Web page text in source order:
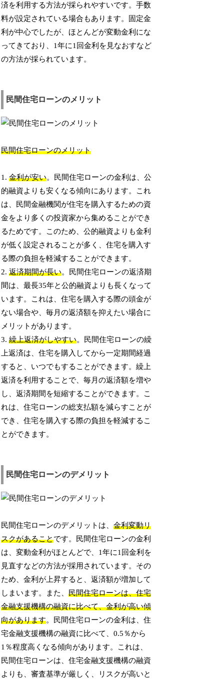
済を利用する方法が採られやすいです。手数
料が設定されている場合もあります。固定金
利が中心でしたが、ほとんどが変動金利にな
ってきており、1年に1回金利を見なおすなど
の方法が採られています。
民間住宅ローンのメリット
民間住宅ローンのメリット
1.金利が安い。民間住宅ローンの金利は、公
的融資よりも安くなる傾向にあります。これ
は、民間金融機関が住宅を購入するための資
金をより多くの投資家から集めることができ
るためです。このため、公的融資よりも金利
が低く設定されることが多く、住宅を購入す
る際の負担を軽減することができます。
2.返済期間が長い。民間住宅ローンの返済期
間は、最長35年と公的融資よりも長くなって
います。これは、住宅を購入する際の頭金が
ない場合や、毎月の返済額を抑えたい場合に
メリットがあります。
3.繰上返済がしやすい。民間住宅ローンの繰
上返済は、住宅を購入してから一定期間経過
すると、いつでもすることができます。繰上
返済を利用することで、毎月の返済額を増や
し、返済期間を短縮することができます。こ
れは、住宅ローンの総支払額を減らすことが
でき、住宅を購入する際の負担を軽減するこ
とができます。
民間住宅ローンのデメリット
民間住宅ローンのデメリットは、金利変動リ
スクがあることです。民間住宅ローンの金利
は、変動金利がほとんどで、1年に1回金利を
見直すなどの方法が採用されています。その
ため、金利が上昇すると、返済額が増加して
しまいます。また、民間住宅ローンは、住宅
金融支援機構の融資に比べて、金利が高い傾
向があります。民間住宅ローンの金利は、住
宅金融支援機構の融資に比べて、0.5％から
1％程度高くなる傾向があります。これは、
民間住宅ローンは、住宅金融支援機構の融資
よりも、審査基準が厳しく、リスクが高いと